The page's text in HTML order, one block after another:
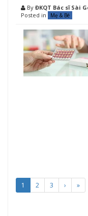
By ĐKQT Bác sĩ Sài
Posted in
Mẹ & Bé
1 2 3 › »